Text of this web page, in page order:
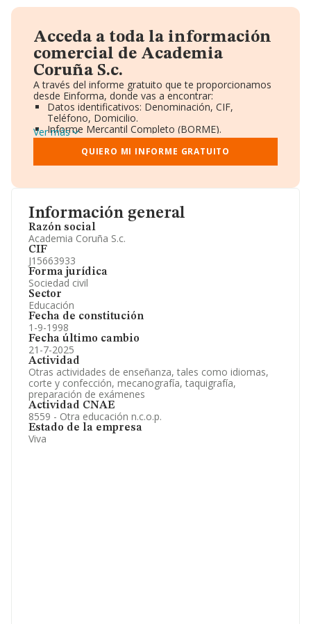
Información general
Razón social
Academia Coruña S.c.
CIF
J15663933
Forma jurídica
Sociedad civil
Sector
Educación
Fecha de constitución
1-9-1998
Fecha último cambio
21-7-2025
Actividad
Otras actividades de enseñanza, tales como idiomas,
corte y confección, mecanografía, taquigrafía,
preparación de exámenes
Actividad CNAE
8559 - Otra educación n.c.o.p.
Estado de la empresa
Viva
Acceda a toda la información
comercial de Academia
Coruña S.c.
A través del informe gratuito que te proporcionamos
desde Einforma, donde vas a encontrar:
Datos identificativos: Denominación, CIF,
Teléfono, Domicilio.
Informe Mercantil Completo (BORME).
Gráficos de Evolución Ventas y Empleados.
Consejo de Administración y Administradores.
Directivos y Ejecutivos.
Información oficial y registral complementaria.
Ver más
QUIERO MI INFORME GRATUITO